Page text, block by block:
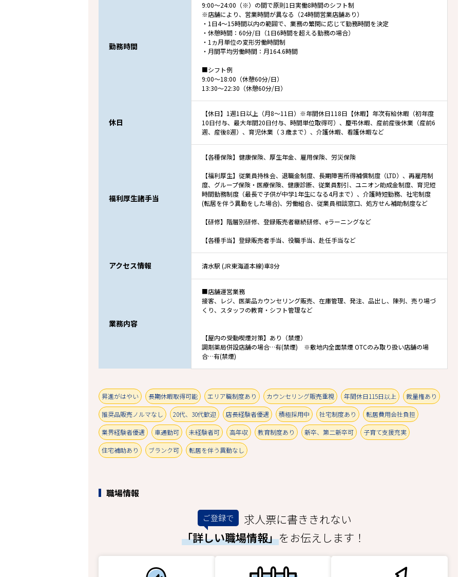
勤務時間
9:00～24:00（※）の間で原則1日実働8時間のシフト制
※店舗により、営業時間が異なる（24時間営業店舗あり）
・1日4～15時間以内の範囲で、業務の繁閑に応じて勤務時間を決定
・休憩時間：60分/日（1日6時間を超える勤務の場合）
・1ヵ月単位の変形労働時間制
・月間平均労働時間：月164.6時間
■シフト例
9:00～18:00（休憩60分/日）
13:30～22:30（休憩60分/日）
休日
【休日】1週1日以上（月8～11日）※年間休日118日【休暇】年次有給休暇（初年度
10日付与、最大年間20日付与、時間単位取得可）、慶弔休暇、産前産後休業（産前6
週、産後8週）、育児休業（３歳まで）、介護休暇、看護休暇など
福利厚生諸手当
【各種保険】健康保険、厚生年金、雇用保険、労災保険
【福利厚生】従業員持株会、退職金制度、長期障害所得補償制度（LTD）、再雇用制
度、グループ保険・医療保険、健康診断、従業員割引、ユニオン助成金制度、育児短
時間勤務制度（最長で子供が中学1年生になる4月まで）、介護時短勤務、社宅制度
(転居を伴う異動をした場合)、労働組合、従業員相談窓口、処方せん補助制度など
【研修】階層別研修、登録販売者継続研修、eラーニングなど
【各種手当】登録販売者手当、役職手当、赴任手当など
アクセス情報 清水駅 (JR東海道本線)車8分
業務内容
■店舗運営業務
接客、レジ、医薬品カウンセリング販売、在庫管理、発注、品出し、陳列、売り場づ
くり、スタッフの教育・シフト管理など
【屋内の受動喫煙対策】あり（禁煙）
調剤薬局併設店舗の場合…有(禁煙) ※敷地内全面禁煙 OTCのみ取り扱い店舗の場
合…有(禁煙)
昇進がはやい 長期休暇取得可能 エリア職制度あり カウンセリング販売重視 年間休日115日以上 裁量権あり
推奨品販売ノルマなし 20代、30代歓迎 店長経験者優遇 積極採用中 社宅制度あり 転居費用会社負担
業界経験者優遇 車通勤可 未経験者可 高年収 教育制度あり 新卒、第二新卒可 子育て支援充実
住宅補助あり ブランク可 転居を伴う異動なし
職場情報
ご登録で
求人票に書ききれない
「詳しい職場情報」をお伝えします！